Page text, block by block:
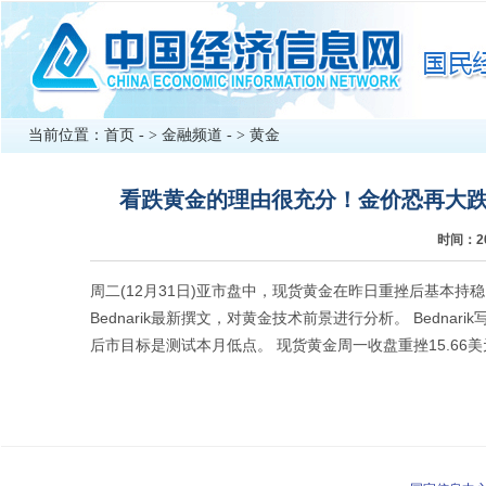
当前位置： 首页 - > 金融频道 - > 黄金
看跌黄金的理由很充分！金价恐再大
时间：
周二(12月31日)亚市盘中，现货黄金在昨日重挫后基本持
Bednarik最新撰文，对黄金技术前景进行分析。 Bednarik
后市目标是测试本月低点。 现货黄金周一收盘重挫15.66